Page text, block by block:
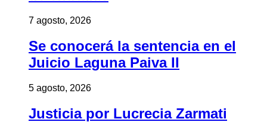
7 agosto, 2026
Se conocerá la sentencia en el
Juicio Laguna Paiva II
5 agosto, 2026
Justicia por Lucrecia Zarmati